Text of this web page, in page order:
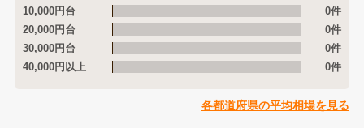
10,000円台
0件
20,000円台
0件
30,000円台
0件
40,000円以上
0件
各都道府県の平均相場を見る